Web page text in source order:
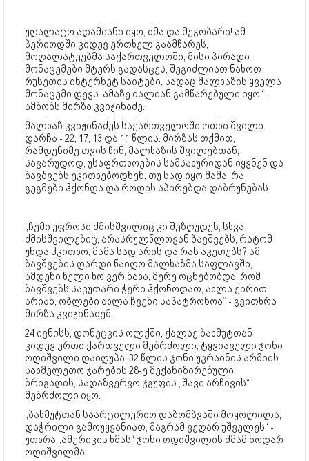
უღალატო ადამიანი იყო, ძმა და მეგობარი! ამ
პერიოდში კიდევ ერთხელ გაამწარეს,
მოღალატეებმა საქართველოში, მისი პირადი
მონაცემები მტერს გადასცეს, შეგიძლიათ ნახოთ
რუსეთის ინტერნეტ საიტები, სადაც მალხაზის ყველა
მონაცემი დევს. ამაზე ძალიან გამწარებული იყო“ -
ამბობს მირზა კვიჟინაძე.
მალხაზ კვიჟინაძეს საქართველოში ოთხი შვილი
დარჩა - 22, 17, 13 და 11 წლის. მირზას თქმით,
რამდენიმე თვის წინ, მალხაზის შვილებთან,
სავარუდოდ, უსაფრთხოების სამსახურიდან იყვნენ და
ბავშვებს ეკითხებოდნენ, თუ სად იყო მამა, რა
გეგმები ჰქონდა და როდის აპირებდა დაბრუნებას.
„ჩემი უფროსი ძმისშვილიც კი შეზღუდეს, სხვა
ძმისშვილებიც, არასრულწლოვან ბავშვებს, რატომ
უნდა ჰკითხო, მამა სად არის და რას აკეთებს? ამ
ბავშვების დარდი წაიღო მალხაზმა საფლავში,
ამდენი წელი ხო ვერ ნახა, მერე ოცნებობდა, რომ
ბავშვებს საკუთარი ჭერი ჰქონოდათ, ახლა ქირით
არიან, ობლები ახლა ჩვენი საპატრონოა“ - გვითხრა
მირზა კვიჟინაძემ.
24 ივნისს, დონეცკის ოლქში, ქალაქ ბახმუტთან
კიდევ ერთი ქართველი მებრძოლი, ტყვიაველი ჯონი
ოდიშვილი დაიღუპა. 32 წლის ჯონი უკრაინის არმიის
სახმელეთო ჯარების 28-ე მექანიზირებული
ბრიგადის, სადაზვერვო ჯგუფის „შავი არწივის“
მებრძოლი იყო.
„ბახმუტთან საარტილერიო დაბომბვაში მოყოლილა,
დაჭრილი გამოუყვანიათ, მაგრამ ვეღარ უშველეს“ -
უთხრა „ამერიკის ხმას“ ჯონი ოდიშვილის ძმამ ნოდარ
ოდიშვილმა.